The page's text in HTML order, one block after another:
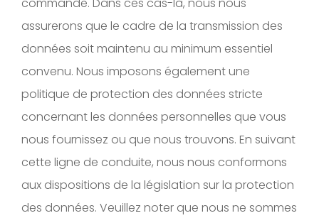
assurerons que le cadre de la transmission des
données soit maintenu au minimum essentiel
convenu. Nous imposons également une
politique de protection des données stricte
concernant les données personnelles que vous
nous fournissez ou que nous trouvons. En suivant
cette ligne de conduite, nous nous conformons
aux dispositions de la législation sur la protection
des données. Veuillez noter que nous ne sommes